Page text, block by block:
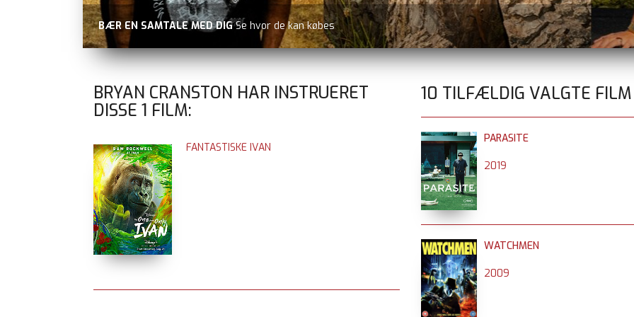
BÆR EN SAMTALE MED DIG Se hvor de kan købes
BRYAN CRANSTON HAR INSTRUERET
DISSE 1 FILM:
FANTASTISKE IVAN
10 TILFÆLDIG VALGTE FILM
PARASITE
2019
WATCHMEN
2009